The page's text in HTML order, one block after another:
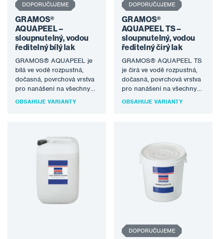
DOPORUČUJEME
GRAMOS®
AQUAPEEL –
sloupnutelný, vodou
ředitelný bílý lak
GRAMOS® AQUAPEEL je
bílá ve vodě rozpustná,
dočasná, povrchová vrstva
pro nanášení na všechny
hladké, čisté, kovové
OBSAHUJE VARIANTY
DOPORUČUJEME
GRAMOS®
AQUAPEEL TS –
sloupnutelný, vodou
ředitelný čirý lak
GRAMOS® AQUAPEEL TS
je čirá ve vodě rozpustná,
dočasná, povrchová vrstva
pro nanášení na všechny
hladké, čisté, kovové
OBSAHUJE VARIANTY
DOPORUČUJEME